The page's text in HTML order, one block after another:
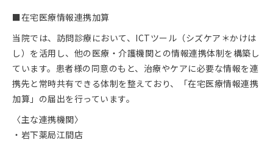
■在宅医療情報連携加算
当院では、訪問診療において、ICTツール（シズケア＊かけは
し）を活用し、他の医療・介護機関との情報連携体制を構築し
ています。患者様の同意のもと、治療やケアに必要な情報を連
携先と常時共有できる体制を整えており、「在宅医療情報連携
加算」の届出を行っています。
〈主な連携機関〉
・岩下薬局江間店